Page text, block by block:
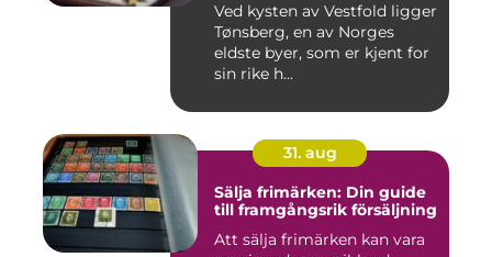
Ved kysten av Vestfold ligger
Tønsberg, en av Norges
eldste byer, som er kjent for
sin rike h...
31. aug
Sälja frimärken: Din guide
till framgångsrik försäljning
Att sälja frimärken kan vara